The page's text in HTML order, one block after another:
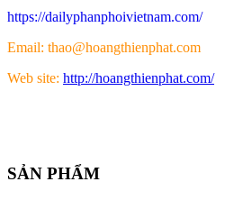
https://dailyphanphoivietnam.com/
Email: thao@hoangthienphat.com
Web site: http://hoangthienphat.com/
SẢN PHẨM